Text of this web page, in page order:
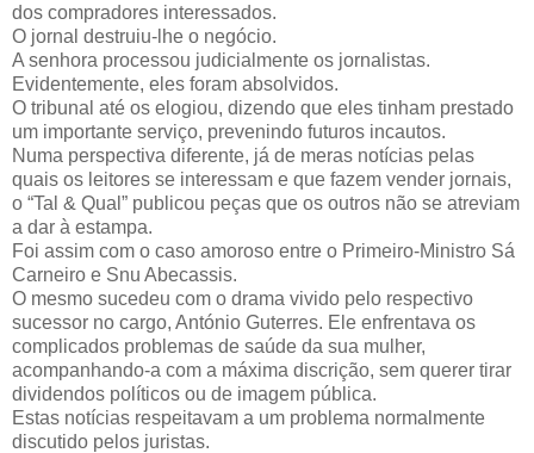
dos compradores interessados.
O jornal destruiu-lhe o negócio.
A senhora processou judicialmente os jornalistas.
Evidentemente, eles foram absolvidos.
O tribunal até os elogiou, dizendo que eles tinham prestado
um importante serviço, prevenindo futuros incautos.
Numa perspectiva diferente, já de meras notícias pelas
quais os leitores se interessam e que fazem vender jornais,
o “Tal & Qual” publicou peças que os outros não se atreviam
a dar à estampa.
Foi assim com o caso amoroso entre o Primeiro-Ministro Sá
Carneiro e Snu Abecassis.
O mesmo sucedeu com o drama vivido pelo respectivo
sucessor no cargo, António Guterres. Ele enfrentava os
complicados problemas de saúde da sua mulher,
acompanhando-a com a máxima discrição, sem querer tirar
dividendos políticos ou de imagem pública.
Estas notícias respeitavam a um problema normalmente
discutido pelos juristas.